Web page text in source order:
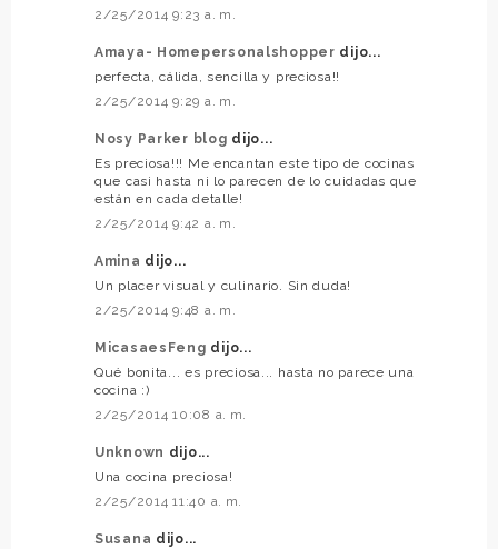
2/25/2014 9:23 a. m.
Amaya- Homepersonalshopper dijo...
perfecta, cálida, sencilla y preciosa!!
2/25/2014 9:29 a. m.
Nosy Parker blog dijo...
Es preciosa!!! Me encantan este tipo de cocinas
que casi hasta ni lo parecen de lo cuidadas que
están en cada detalle!
2/25/2014 9:42 a. m.
Amina dijo...
Un placer visual y culinario. Sin duda!
2/25/2014 9:48 a. m.
MicasaesFeng dijo...
Qué bonita... es preciosa... hasta no parece una
cocina :)
2/25/2014 10:08 a. m.
Unknown dijo...
Una cocina preciosa!
2/25/2014 11:40 a. m.
Susana dijo...